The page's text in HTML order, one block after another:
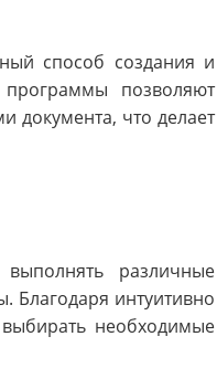
способ создания и
позволяют
документа, что делает
различные
Благодаря интуитивно
выбирать необходимые